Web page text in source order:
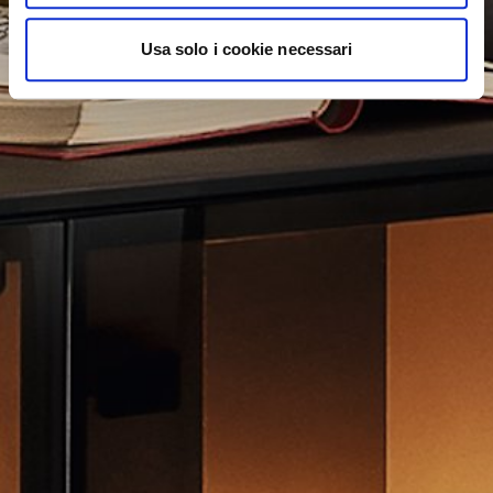
Usa solo i cookie necessari